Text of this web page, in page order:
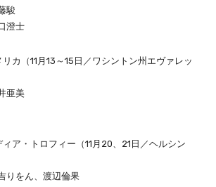
駿
澄士
カ（11月13～15日／ワシントン州エヴァレッ
亜美
ア・トロフィー（11月20、21日／ヘルシン
りをん、渡辺倫果